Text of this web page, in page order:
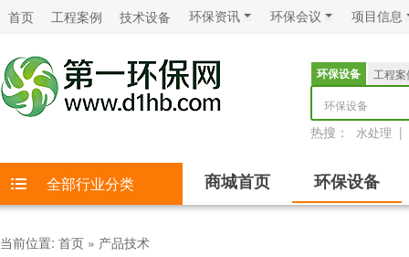
首页 工程案例 技术设备 环保资讯 环保会议 项目信息
环保设备
工程案
环保设备
热搜： 水处理 |
全部行业分类 商城首页 环保设备
当前位置: 首页 » 产品技术